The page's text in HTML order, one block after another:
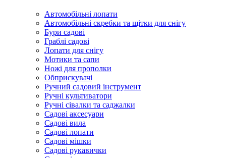
Автомобільні лопати
Автомобільні скребки та щітки для снігу
Бури садові
Граблі садові
Лопати для снігу
Мотики та сапи
Ножі для прополки
Обприскувачі
Ручний садовий інструмент
Ручні культиватори
Ручні сівалки та саджалки
Садові аксесуари
Садові вила
Садові лопати
Садові мішки
Садові рукавички